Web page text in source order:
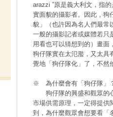
arazzi ”原是義大利文，指
實面貌的攝影者。因此，狗
貌」（也許因為名人們最常
一般的攝影記者或媒體若只
用看也可以猜想到的）畫面
狗仔隊實在太氾濫，又太具
覺地「狗仔隊化」了，不然
※ 為什麼會有「狗仔隊」
狗仔隊的興盛和觀眾的心
市場供需原理，一定得提供
到，為什麼觀眾會想要看「